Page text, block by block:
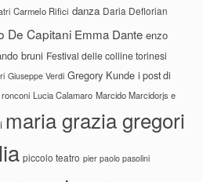
Carmelo Rifici danza Daria Deflorian
De Capitani Emma Dante enzo
bruni Festival delle colline torinesi
Giuseppe Verdi Gregory Kunde i post di
Lucia Calamaro Marcido Marcidorjs e
maria grazia gregori
piccolo teatro pier paolo pasolini